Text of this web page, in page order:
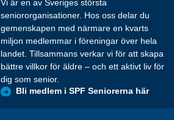
Vi är en av Sveriges största
seniororganisationer. Hos oss delar du
gemenskapen med närmare en kvarts
miljon medlemmar i föreningar över hela
landet. Tillsammans verkar vi för att skapa
bättre villkor för äldre – och ett aktivt liv för
dig som senior.
Bli medlem i SPF Seniorerna här